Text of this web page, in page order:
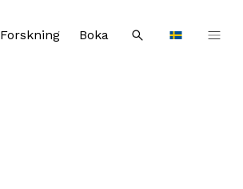
Languages
Forskning Boka Sök